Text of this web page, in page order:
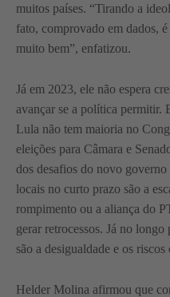
muitos países. “Tirando a
fato, comprovado em dados,
muito bem”, enfatizou.
Já em 2023, ele não espera
avançar se a política permitir.
Lula não tem maioria no
eleições para Câmara e
dos desafios do novo
locais no curto prazo são a
rompimento ou a aliança do
gerar retrocessos. Já no
são a desigualdade e os
Helder Molina afirmou que